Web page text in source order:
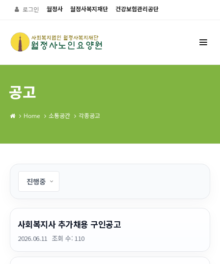
로그인 월정사 월정사복지재단 건강보험관리공단
공고
Home 소통공간 각종공고
진행중
사회복지사 추가채용 구인공고
2026.06.11 조회 수: 110